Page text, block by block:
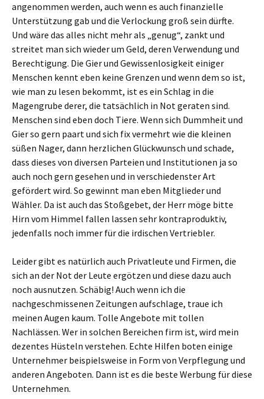
angenommen werden, auch wenn es auch finanzielle
Unterstützung gab und die Verlockung groß sein dürfte.
Und wäre das alles nicht mehr als „genug“, zankt und
streitet man sich wieder um Geld, deren Verwendung und
Berechtigung. Die Gier und Gewissenlosigkeit einiger
Menschen kennt eben keine Grenzen und wenn dem so ist,
wie man zu lesen bekommt, ist es ein Schlag in die
Magengrube derer, die tatsächlich in Not geraten sind.
Menschen sind eben doch Tiere. Wenn sich Dummheit und
Gier so gern paart und sich fix vermehrt wie die kleinen
süßen Nager, dann herzlichen Glückwunsch und schade,
dass dieses von diversen Parteien und Institutionen ja so
auch noch gern gesehen und in verschiedenster Art
gefördert wird. So gewinnt man eben Mitglieder und
Wähler. Da ist auch das Stoßgebet, der Herr möge bitte
Hirn vom Himmel fallen lassen sehr kontraproduktiv,
jedenfalls noch immer für die irdischen Vertriebler.
Leider gibt es natürlich auch Privatleute und Firmen, die
sich an der Not der Leute ergötzen und diese dazu auch
noch ausnutzen. Schäbig! Auch wenn ich die
nachgeschmissenen Zeitungen aufschlage, traue ich
meinen Augen kaum. Tolle Angebote mit tollen
Nachlässen. Wer in solchen Bereichen firm ist, wird mein
dezentes Hüsteln verstehen. Echte Hilfen boten einige
Unternehmer beispielsweise in Form von Verpflegung und
anderen Angeboten. Dann ist es die beste Werbung für diese
Unternehmen.